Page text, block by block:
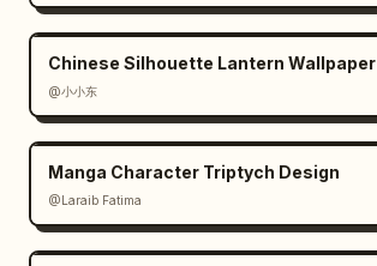
Chinese Silhouette Lantern Wallpaper
@小小东
Manga Character Triptych Design
@Laraib Fatima‎